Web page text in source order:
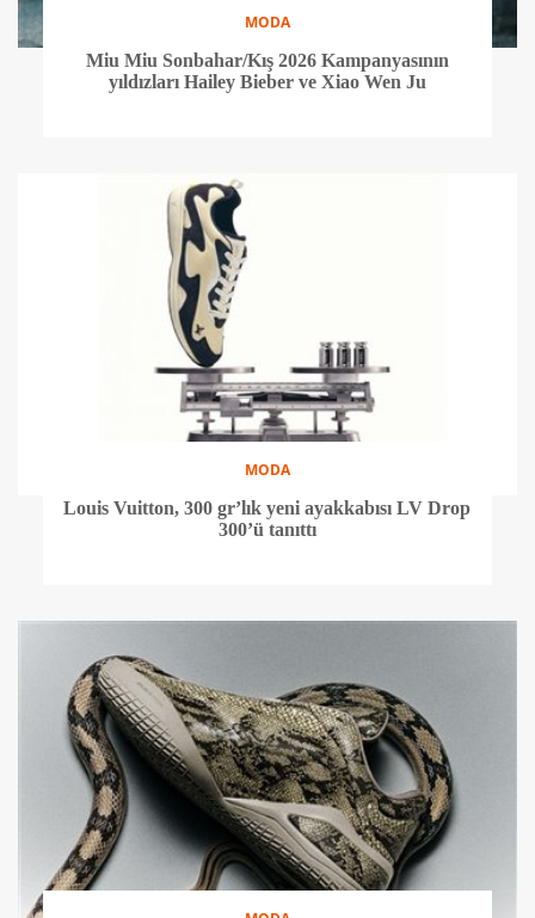
MODA
Miu Miu Sonbahar/Kış 2026 Kampanyasının
yıldızları Hailey Bieber ve Xiao Wen Ju
MODA
Louis Vuitton, 300 gr’lık yeni ayakkabısı LV Drop
300’ü tanıttı